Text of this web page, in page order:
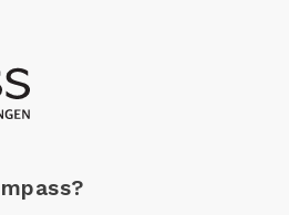
Media Brand Studio